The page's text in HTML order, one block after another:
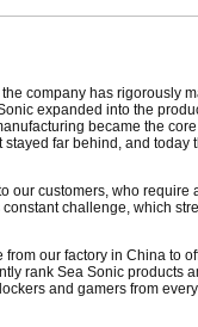
company has rigorously
expanded into the
became the
far behind, and today
our customers, who require
challenge, which
our factory in China to
rank Sea Sonic products
and gamers from